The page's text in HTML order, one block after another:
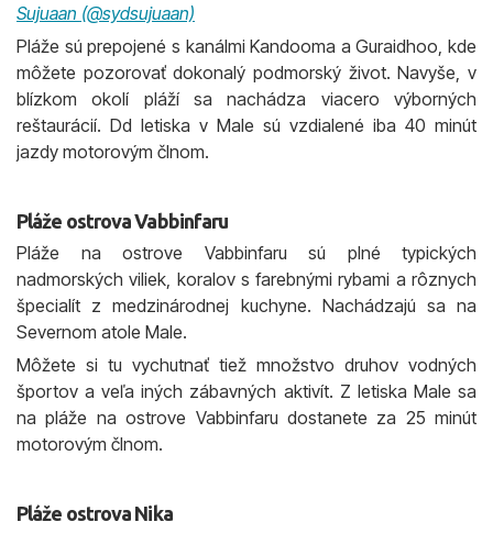
Sujuaan (@sydsujuaan)
Pláže sú prepojené s kanálmi Kandooma a Guraidhoo, kde
môžete pozorovať dokonalý podmorský život. Navyše, v
blízkom okolí pláží sa nachádza viacero výborných
reštaurácií. Dd letiska v Male sú vzdialené iba 40 minút
jazdy motorovým člnom.
Pláže ostrova Vabbinfaru
Pláže na ostrove Vabbinfaru sú plné typických
nadmorských viliek, koralov s farebnými rybami a rôznych
špecialít z medzinárodnej kuchyne. Nachádzajú sa na
Severnom atole Male.
Môžete si tu vychutnať tiež množstvo druhov vodných
športov a veľa iných zábavných aktivít. Z letiska Male sa
na pláže na ostrove Vabbinfaru dostanete za 25 minút
motorovým člnom.
Pláže ostrova Nika